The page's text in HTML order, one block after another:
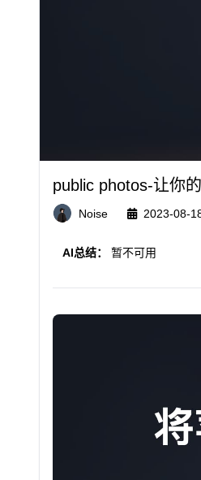
public photos-让你
Noise 2023-08-
AI总结： 暂不可用